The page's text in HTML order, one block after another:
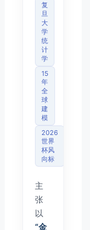
复
旦
大
学
统
计
学
15
年
全
球
建
模
2026
世界
杯风
向标
主
张
以
“金